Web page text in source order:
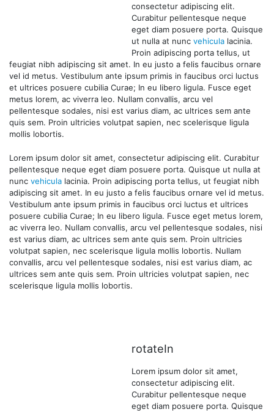
consectetur adipiscing elit.
Curabitur pellentesque neque
eget diam posuere porta. Quisque
ut nulla at nunc vehicula lacinia.
Proin adipiscing porta tellus, ut
feugiat nibh adipiscing sit amet. In eu justo a felis faucibus ornare
vel id metus. Vestibulum ante ipsum primis in faucibus orci luctus
et ultrices posuere cubilia Curae; In eu libero ligula. Fusce eget
metus lorem, ac viverra leo. Nullam convallis, arcu vel
pellentesque sodales, nisi est varius diam, ac ultrices sem ante
quis sem. Proin ultricies volutpat sapien, nec scelerisque ligula
mollis lobortis.
Lorem ipsum dolor sit amet, consectetur adipiscing elit. Curabitur
pellentesque neque eget diam posuere porta. Quisque ut nulla at
nunc vehicula lacinia. Proin adipiscing porta tellus, ut feugiat nibh
adipiscing sit amet. In eu justo a felis faucibus ornare vel id metus.
Vestibulum ante ipsum primis in faucibus orci luctus et ultrices
posuere cubilia Curae; In eu libero ligula. Fusce eget metus lorem,
ac viverra leo. Nullam convallis, arcu vel pellentesque sodales, nisi
est varius diam, ac ultrices sem ante quis sem. Proin ultricies
volutpat sapien, nec scelerisque ligula mollis lobortis. Nullam
convallis, arcu vel pellentesque sodales, nisi est varius diam, ac
ultrices sem ante quis sem. Proin ultricies volutpat sapien, nec
scelerisque ligula mollis lobortis.
rotateIn
Lorem ipsum dolor sit amet,
consectetur adipiscing elit.
Curabitur pellentesque neque
eget diam posuere porta. Quisque